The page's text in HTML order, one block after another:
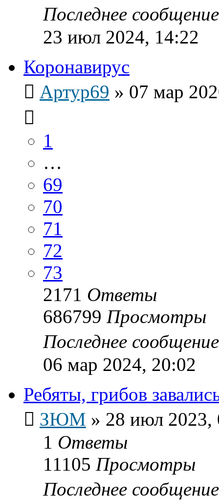
Последнее
23 июл 2024, 14:22
Коронавирус
Артур69 » 07 мар
1
…
69
70
71
72
73
2171 Ответы
686799 Просмотры
Последнее
06 мар 2024, 20:02
Ребяты, грибов
ЗЮМ » 28 июл 2023,
1 Ответы
11105 Просмотры
Последнее